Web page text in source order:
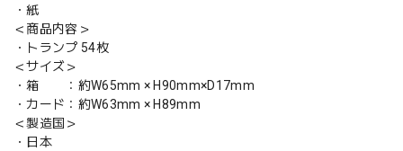
・紙
＜商品内容＞
・トランプ 54枚
＜サイズ＞
・箱 ：約W65mm × H90mm×D17mm
・カード：約W63mm × H89mm
＜製造国＞
・日本